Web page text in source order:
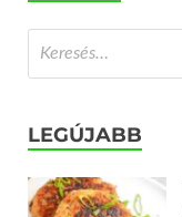
LEGÚJABB